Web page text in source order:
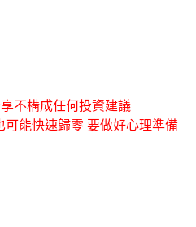
不構成任何投資建議
能快速歸零 要做好心理準備